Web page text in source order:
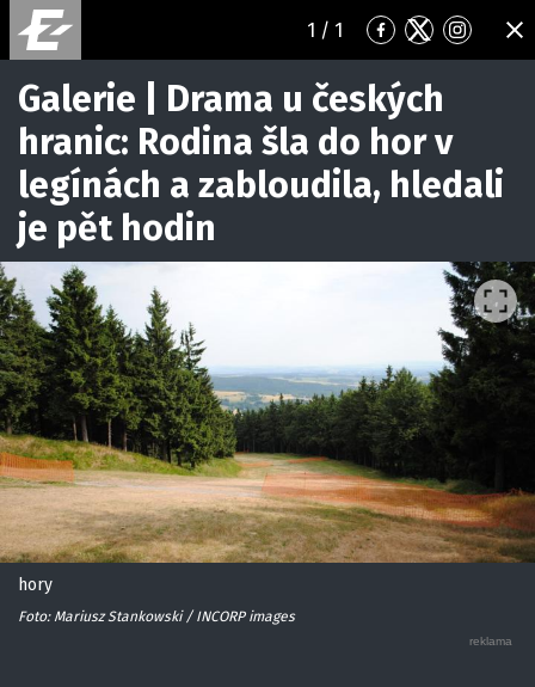
1 / 1
Přejít
na
Facebook
Přejít
na
Twitter
Přejít
na
Galerie | Drama u českých
hranic: Rodina šla do hor v
legínách a zabloudila, hledali
je pět hodin
hory
Foto: Mariusz Stankowski / INCORP images